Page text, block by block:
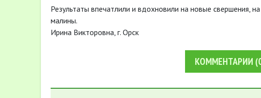
Результаты впечатлили и вдохновили на новые свершения,
малины.
Ирина Викторовна, г. Орск
КОММЕНТАРИИ